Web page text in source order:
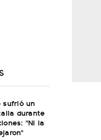
sufrió un
durante
"Ni la